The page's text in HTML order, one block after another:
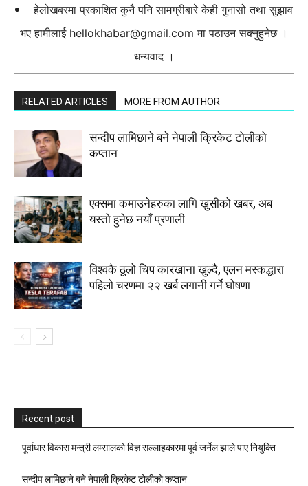
हेलोखबरमा प्रकाशित कुनै पनि सामग्रीबारे केही गुनासो तथा सुझाव
भए हामीलाई hellokhabar@gmail.com मा पठाउन सक्नुहुनेछ ।
धन्यवाद ।
RELATED ARTICLES MORE FROM AUTHOR
सन्दीप लामिछाने बने नेपाली क्रिकेट टोलीको
कप्तान
एक्समा कमाउनेहरुका लागि खुसीको खबर, अब
यस्तो हुनेछ नयाँ प्रणाली
विश्वकै ठूलो चिप कारखाना खुल्दै, एलन मस्कद्धारा
पहिलो चरणमा २२ खर्ब लगानी गर्ने घोषणा
Recent post
पूर्वाधार विकास मन्त्री लम्सालको विज्ञ सल्लाहकारमा पूर्व जर्नेल झाले पाए नियुक्ति
सन्दीप लामिछाने बने नेपाली क्रिकेट टोलीको कप्तान